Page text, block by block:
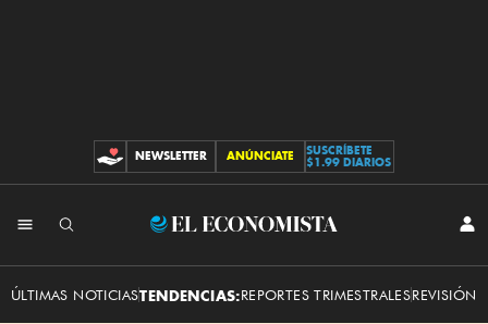
CONTRIBUCIONES
NEWSLETTER ANÚNCIATE
SUSCRÍBETE
$1.99 DIARIOS
El
ÚLTIMAS NOTICIASTENDENCIAS:REPORTES TRIMESTRALESREVISIÓN